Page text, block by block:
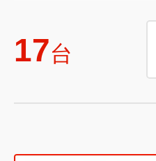
17台